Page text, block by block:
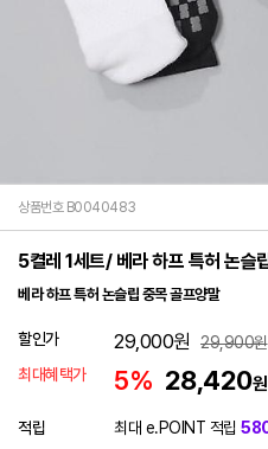
상품번호 B0040483
5켤레 1세트/ 베라 하프 특허 논슬
베라 하프 특허 논슬립 중목 골프양말
할인가 29,000원 29,900원
최대혜택가
5% 28,420원
적립 최대 e.POINT 적립